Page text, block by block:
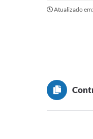
Atualizado